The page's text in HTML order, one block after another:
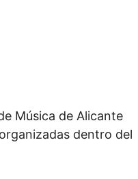
Música de Alicante
dentro del